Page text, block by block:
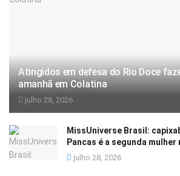
Atingidos em defesa do Rio Doce
amanhã em Colatina
julho 28, 2026
MissUniverse Brasil:
Pancas é a segunda mulher
julho 28, 2026